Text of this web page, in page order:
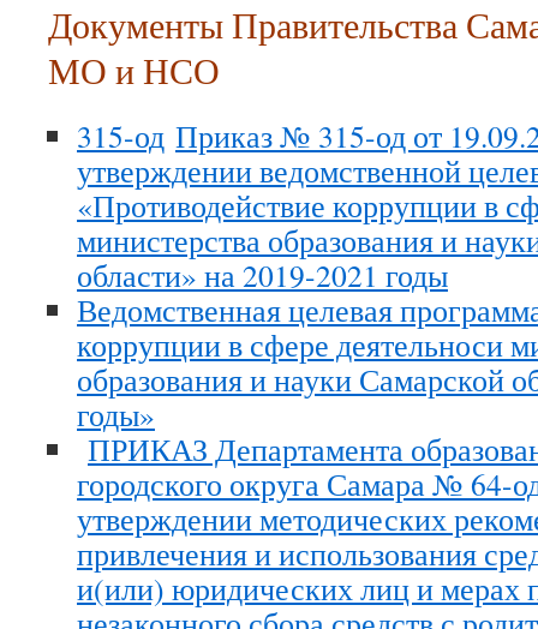
Документы Правительства
МО и НСО
315-од Приказ № 315-од от
утверждении ведомственной
«Противодействие коррупции в
министерства образования и
области» на 2019-2021 годы
Ведомственная целевая
коррупции в сфере деятельноси
образования и науки Самарской
годы»
ПРИКАЗ Департамента
городского округа Самара № 64-
утверждении методических
привлечения и использования
и(или) юридических лиц и мерах